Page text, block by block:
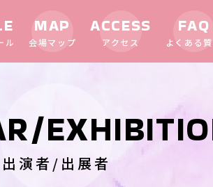
ル
MAP
会場マップ
ACCESS
アクセス
FAQ
よくある
出演者/出展者